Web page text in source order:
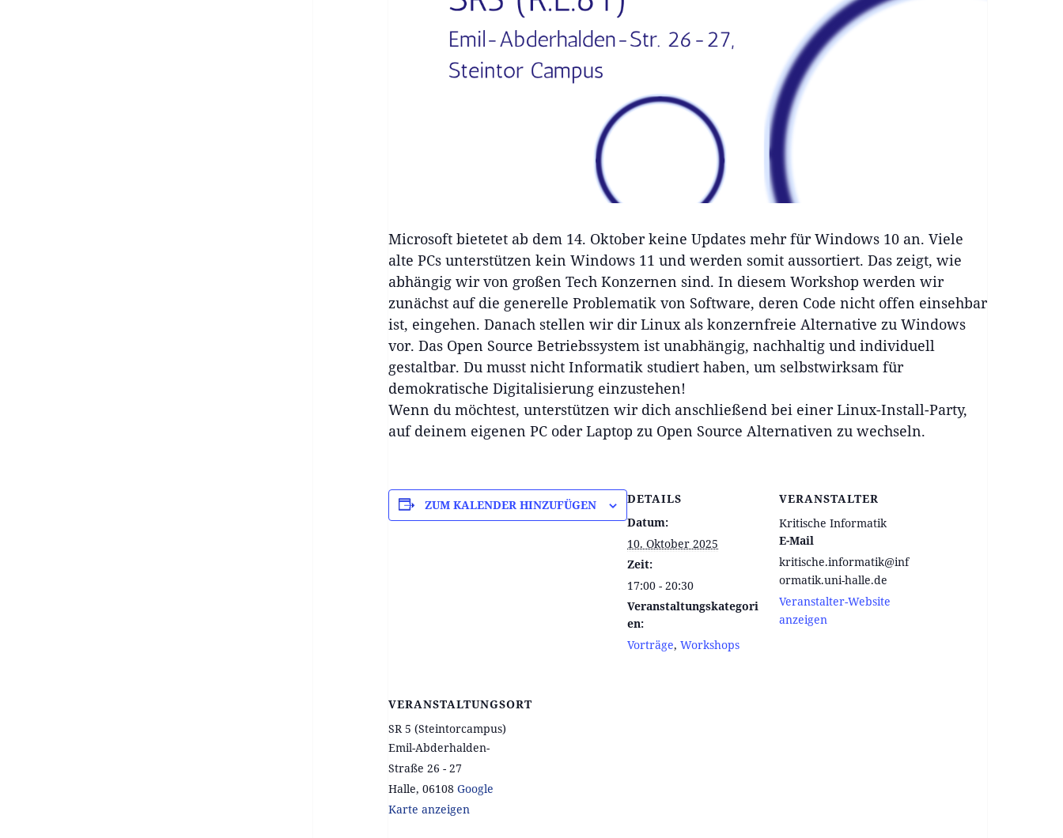
Microsoft bietetet ab dem 14. Oktober keine Updates mehr für Windows 10 an. Viele
alte PCs unterstützen kein Windows 11 und werden somit aussortiert. Das zeigt, wie
abhängig wir von großen Tech Konzernen sind. In diesem Workshop werden wir
zunächst auf die generelle Problematik von Software, deren Code nicht offen einsehbar
ist, eingehen. Danach stellen wir dir Linux als konzernfreie Alternative zu Windows
vor. Das Open Source Betriebssystem ist unabhängig, nachhaltig und individuell
gestaltbar. Du musst nicht Informatik studiert haben, um selbstwirksam für
demokratische Digitalisierung einzustehen!
Wenn du möchtest, unterstützen wir dich anschließend bei einer Linux-Install-Party,
auf deinem eigenen PC oder Laptop zu Open Source Alternativen zu wechseln.
ZUM KALENDER HINZUFÜGEN
DETAILS
Datum:
10. Oktober 2025
Zeit:
17:00 - 20:30
Veranstaltungskategori
en:
Vorträge, Workshops
VERANSTALTER
Kritische Informatik
E-Mail
kritische.informatik@inf
ormatik.uni-halle.de
Veranstalter-Website
anzeigen
VERANSTALTUNGSORT
SR 5 (Steintorcampus)
Emil-Abderhalden-
Straße 26 - 27
Halle, 06108 Google
Karte anzeigen